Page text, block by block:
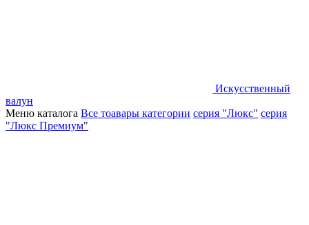
Искусственный
валун
Меню каталога Все тоавары категории серия "Люкс" серия
"Люкс Премиум"